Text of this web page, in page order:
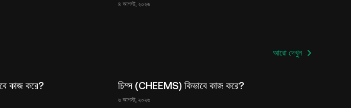
৪ আগস্ট, ২০২৬
আরো দেখুন
কাজ করে? চিম্স (CHEEMS) কিভাবে কাজ করে?
৬ আগস্ট, ২০২৬